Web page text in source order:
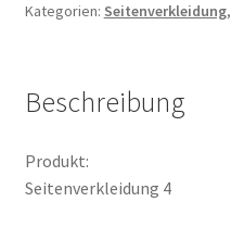
Kategorien: Seitenverkleidung,
Beschreibung
Produkt:
Seitenverkleidung 4